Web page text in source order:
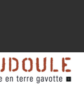
en 2018 par Idéesculture